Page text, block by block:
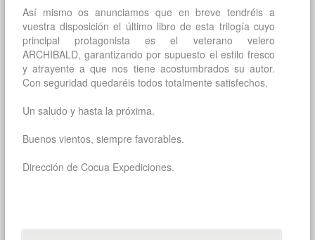
Así mismo os anunciamos que en breve tendréis a
vuestra disposición el último libro de esta trilogía cuyo
principal protagonista es el veterano velero
ARCHIBALD, garantizando por supuesto el estilo fresco
y atrayente a que nos tiene acostumbrados su autor.
Con seguridad quedaréis todos totalmente satisfechos.
Un saludo y hasta la próxima.
Buenos vientos, siempre favorables.
Dirección de Cocua Expediciones.